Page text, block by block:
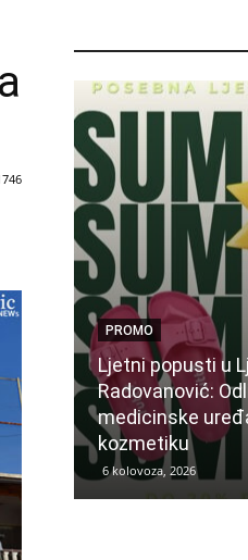
PROMO
Ljetni popusti u
Radovanović:
medicinske
kozmetiku
6 kolovoza, 2026